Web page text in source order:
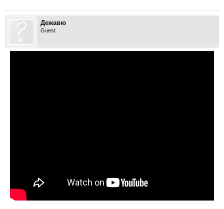
Дежавю
Guest